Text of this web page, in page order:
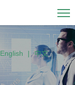
English | 中文